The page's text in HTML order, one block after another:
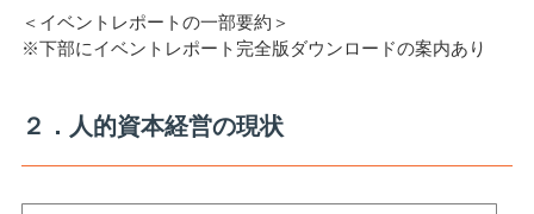
＜イベントレポートの一部要約＞
※下部にイベントレポート完全版ダウンロードの案内あり
２．人的資本経営の現状